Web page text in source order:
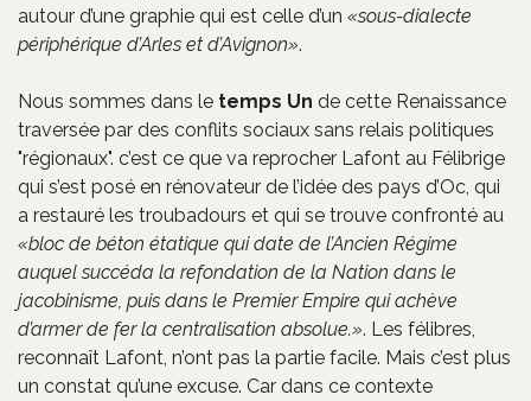
autour d’une graphie qui est celle d’un
sous-dialecte
périphérique d’Arles et d’Avignon .
Nous sommes dans le temps Un de cette Renaissance
traversée par des conflits sociaux sans relais politiques
"régionaux". c’est ce que va reprocher Lafont au Félibrige
qui s’est posé en rénovateur de l’idée des pays d’Oc, qui
a restauré les troubadours et qui se trouve confronté au
bloc de béton étatique qui date de l’Ancien Régime
auquel succéda la refondation de la Nation dans le
jacobinisme, puis dans le Premier Empire qui achève
d’armer de fer la centralisation absolue. . Les félibres,
reconnaît Lafont, n’ont pas la partie facile. Mais c’est plus
un constat qu’une excuse. Car dans ce contexte